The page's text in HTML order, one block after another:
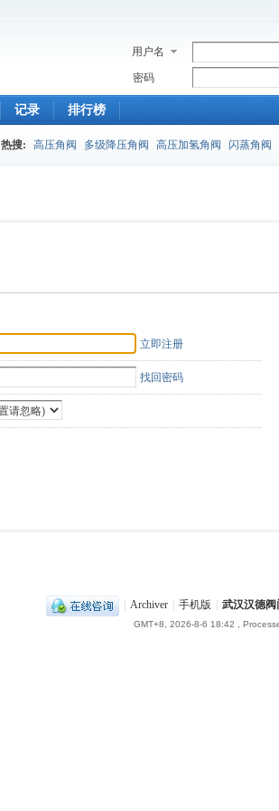
用户名
密码
记录 排行榜
热搜: 高压角阀 多级降压角阀 高压加氢角阀 闪蒸角阀
立即注册
找回密码
Archiver 手机版 武汉汉德阀
GMT+8, 2026-8-6 18:42 ,